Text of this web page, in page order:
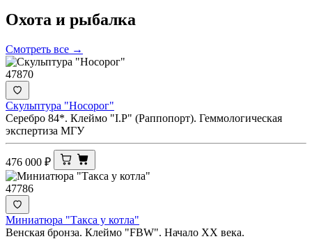
Охота и рыбалка
Смотреть все →
47870
Скульптура "Носорог"
Серебро 84*. Клеймо "I.Р" (Раппопорт). Геммологическая
экспертиза МГУ
476 000 ₽
47786
Миниатюра "Такса у котла"
Венская бронза. Клеймо "FBW". Начало ХХ века.